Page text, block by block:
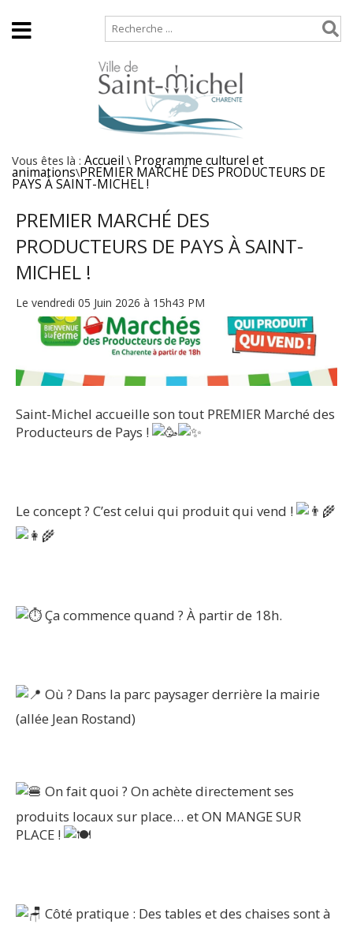
Vous êtes là : Accueil \ Programme culturel et
animations\PREMIER MARCHÉ DES PRODUCTEURS DE
PAYS À SAINT-MICHEL !
PREMIER MARCHÉ DES
PRODUCTEURS DE PAYS À SAINT-
MICHEL !
Le vendredi 05 Juin 2026 à 15h43 PM
Saint-Michel accueille son tout PREMIER Marché des
Producteurs de Pays !
​Le concept ? C’est celui qui produit qui vend !
Ça commence quand ? À partir de 18h.
Où ? Dans la parc paysager derrière la mairie
(allée Jean Rostand)
On fait quoi ? On achète directement ses
produits locaux sur place… et ON MANGE SUR
PLACE !
Côté pratique : Des tables et des chaises sont à